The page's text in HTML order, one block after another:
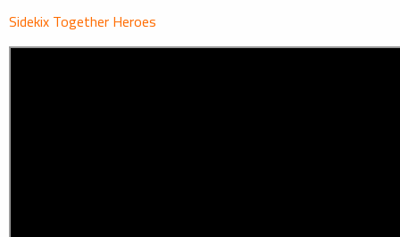
Sidekix Together Heroes